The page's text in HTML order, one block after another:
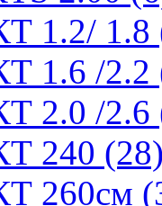
1.2/ 1.8
1.6 /2.2
2.0 /2.6
240
260см